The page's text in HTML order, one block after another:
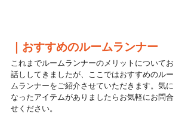
｜おすすめのルームランナー
これまでルームランナーのメリットについてお
話ししてきましたが、ここではおすすめのルー
ムランナーをご紹介させていただきます。気に
なったアイテムがありましたらお気軽にお問合
せください。